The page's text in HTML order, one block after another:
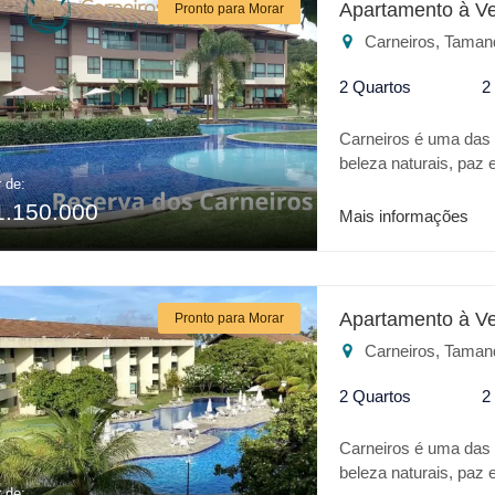
BEIRA MAR *
PLACE * UNDER
* FITNESS * ÁREA
NA SUA ESCOLHA
DA REGIÃO
Pronto para Morar
de:
Apartamento à
Carneiros,
2 Quartos 2
Carneiros é uma
beleza naturais, paz
todo conforto de um
Playground * Salão
OMO * Vestiário
RESERVA DOS
Mais informações
Pronto para Morar Apartamento à
Carneiros,
2 Quartos 2
Carneiros é uma
beleza naturais, paz